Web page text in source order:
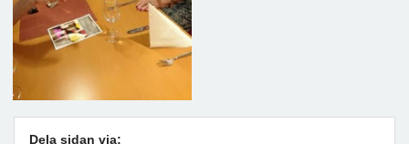
Dela sidan via: